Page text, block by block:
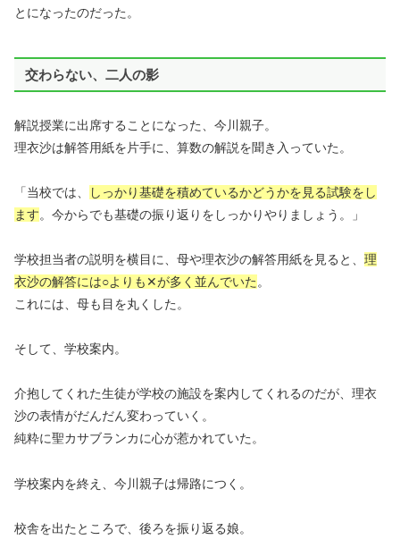
とになったのだった。
交わらない、二人の影
解説授業に出席することになった、今川親子。
理衣沙は解答用紙を片手に、算数の解説を聞き入っていた。
「当校では、
しっかり基礎を積めているかどうかを見る試験をし
ます。今からでも基礎の振り返りをしっかりやりましょう。」
学校担当者の説明を横目に、母や理衣沙の解答用紙を見ると、 理
衣沙の解答には○よりも✕が多 く並んでいた 。
これには、母も目を丸くした。
そして、学校案内。
介抱してくれた生徒が学校の施設を案内してくれるのだが、理衣
沙の表情がだんだん変わっていく。
純粋に聖カサブランカに心が惹かれていた。
学校案内を終え、今川親子は帰路につく。
校舎を出たところで、後ろを振り返る娘。